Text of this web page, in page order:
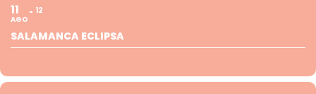
11
AGO
12
SALAMANCA ECLIPSA